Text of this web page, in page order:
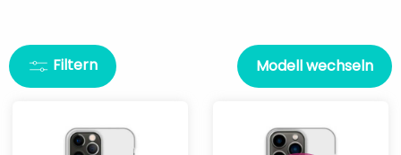
Filtern Modell wechseln